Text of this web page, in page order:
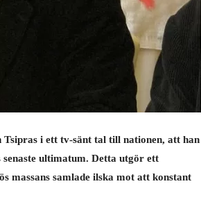
i ett tv-sänt tal till nationen, att han
ultimatum. Detta utgör ett
massans samlade ilska mot att konstant